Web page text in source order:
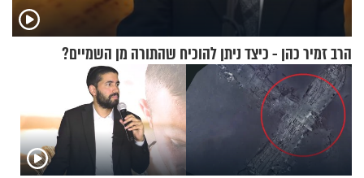
הרב זמיר כהן - כיצד ניתן להוכיח שהתורה מן השמיים?